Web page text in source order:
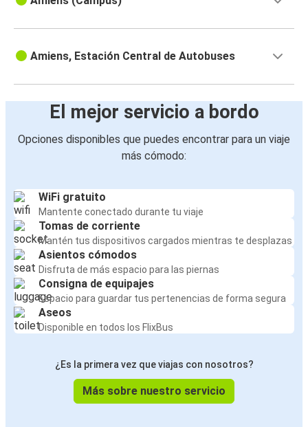
Amiens, Estación Central de Autobuses
El mejor servicio a bordo
Opciones disponibles que puedes encontrar para un viaje
más cómodo:
WiFi gratuito
Mantente conectado durante tu viaje
Tomas de corriente
Mantén tus dispositivos cargados mientras te desplazas
Asientos cómodos
Disfruta de más espacio para las piernas
Consigna de equipajes
Espacio para guardar tus pertenencias de forma segura
Aseos
Disponible en todos los FlixBus
¿Es la primera vez que viajas con nosotros?
Más sobre nuestro servicio